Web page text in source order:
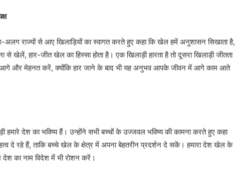
अलग राज्यों से आए खिलाड़ियों का स्वागत करते हुए कहा कि खेल हमें अनुशासन सिखाता है,
खेलें, हार-जीत खेल का हिस्सा होता है। एक खिलाड़ी हारता है तो दूसरा खिलाड़ी जीतता
हो आगे और मेहनत करें, क्योंकि हार जाने के बाद भी यह अनुभव आपके जीवन में आगे काम आते
हमारे देश का भविष्य हैं। उन्होंने सभी बच्चों के उज्जवल भविष्य की कामना करते हुए कहा
दे रहे हैं, ताकि बच्चे खेल के क्षेत्र में अपना बेहतरीन प्रदर्शन दे सकें। हमारा देश खेल के
का नाम विदेश में भी रोशन करें।